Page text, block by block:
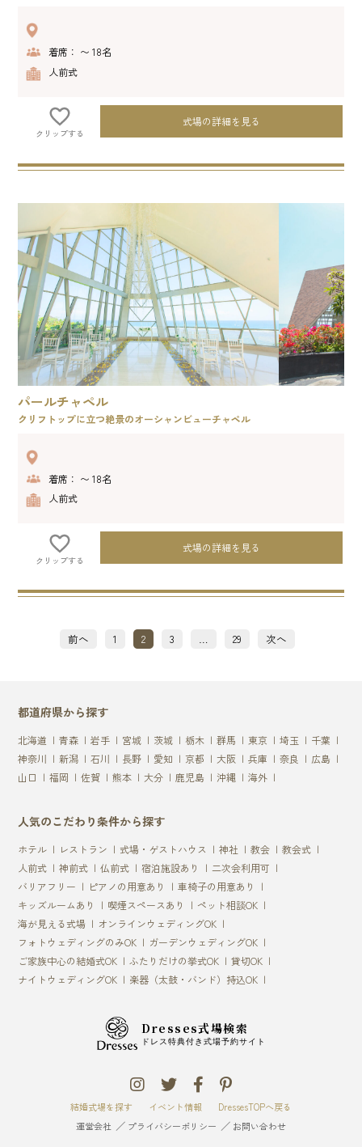
着席： 〜 18名
人前式
クリップする
式場の詳細を見る
パールチャペル
クリフトップに立つ絶景のオーシャンビューチャペル
着席： 〜 18名
人前式
クリップする
式場の詳細を見る
ジ
送
り
前へ 1 2 3 … 29 次へ
都道府県から探す
北海道 青森 岩手 宮城 茨城 栃木 群馬 東京 埼玉
千葉
神奈川
新潟 石川 長野 愛知 京都 大阪 兵庫 奈良
広島
山口
福岡 佐賀 熊本 大分 鹿児島 沖縄 海外
人気のこだわり条件から探す
ホテル レストラン 式場・ゲストハウス 神社 教会
教会式
人前式
神前式 仏前式 宿泊施設あり
二次会利用可
バリアフリー
ピアノの用意あり
車椅子の用意あり
キッズルームあり
喫煙スペースあり
ペット相談OK
海が見える式場
オンラインウェディングOK
フォトウェディングのみOK
ガーデンウェディングOK
ご家族中心の結婚式OK
ふたりだけの挙式OK
貸切OK
ナイトウェディングOK
楽器（太鼓・バンド）持込OK
Dresses式場検索
ドレス特典付き式場予約サイト
結婚式場を探す イベント情報
DressesTOPへ戻る
運営会社
プライバシーポリシー お問い合わせ